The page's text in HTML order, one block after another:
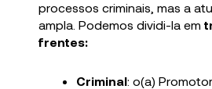
processos criminais, mas a
ampla. Podemos dividi-la em
frentes:
Criminal: o(a)